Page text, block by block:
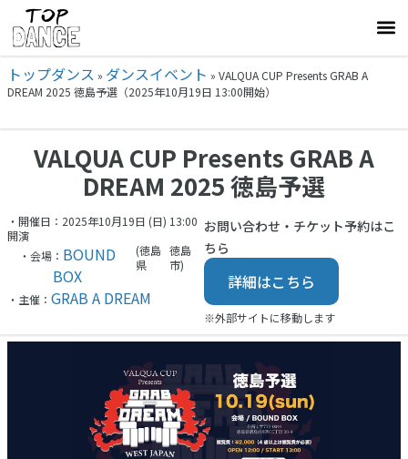
トップダンス » ダンスイベント » VALQUA CUP Presents GRAB A
DREAM 2025 徳島予選（2025年10月19日 13:00開始）
VALQUA CUP Presents GRAB A
DREAM 2025 徳島予選
・開催日：2025年10月19日 (日) 13:00
開演
・会場： BOUND
BOX
(徳島
県
徳島
市)
・主催： GRAB A DREAM
お問い合わせ・チケット予約はこ
ちら
詳細はこちら
※外部サイトに移動します